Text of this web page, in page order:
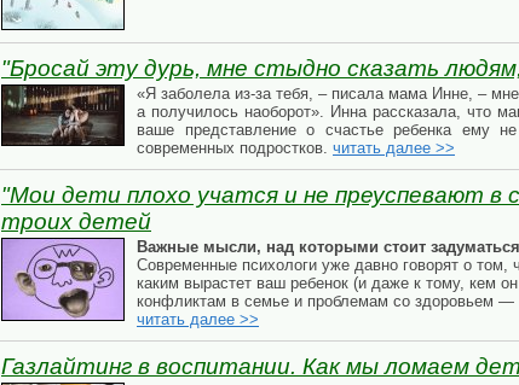
"Бросай эту дурь, мне стыдно сказать
«Я заболела из-за тебя, – писала мама Инне, –
а получилось наоборот». Инна рассказала, что
ваше представление о счастье ребенка ему
современных подростков. читать далее >>
"Мои дети плохо учатся и не преуспевают в
троих детей
Важные мысли, над которыми стоит
Современные психологи уже давно говорят о том,
каким вырастет ваш ребенок (и даже к тому, кем
конфликтам в семье и проблемам со здоровьем —
читать далее >>
Газлайтинг в воспитании. Как мы ломаем